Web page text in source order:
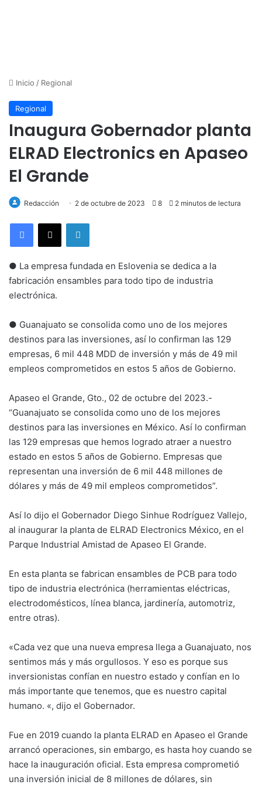
Inicio / Regional
Regional
Inaugura Gobernador planta
ELRAD Electronics en Apaseo
El Grande
Redacción 2 de octubre de 2023 8 2 minutos de lectura
LinkedIn
● La empresa fundada en Eslovenia se dedica a la
fabricación ensambles para todo tipo de industria
electrónica.
● Guanajuato se consolida como uno de los mejores
destinos para las inversiones, así lo confirman las 129
empresas, 6 mil 448 MDD de inversión y más de 49 mil
empleos comprometidos en estos 5 años de Gobierno.
Apaseo el Grande, Gto., 02 de octubre del 2023.-
“Guanajuato se consolida como uno de los mejores
destinos para las inversiones en México. Así lo confirman
las 129 empresas que hemos logrado atraer a nuestro
estado en estos 5 años de Gobierno. Empresas que
representan una inversión de 6 mil 448 millones de
dólares y más de 49 mil empleos comprometidos”.
Así lo dijo el Gobernador Diego Sinhue Rodríguez Vallejo,
al inaugurar la planta de ELRAD Electronics México, en el
Parque Industrial Amistad de Apaseo El Grande.
En esta planta se fabrican ensambles de PCB para todo
tipo de industria electrónica (herramientas eléctricas,
electrodomésticos, línea blanca, jardinería, automotriz,
entre otras).
«Cada vez que una nueva empresa llega a Guanajuato, nos
sentimos más y más orgullosos. Y eso es porque sus
inversionistas confían en nuestro estado y confían en lo
más importante que tenemos, que es nuestro capital
humano. «, dijo el Gobernador.
Fue en 2019 cuando la planta ELRAD en Apaseo el Grande
arrancó operaciones, sin embargo, es hasta hoy cuando se
hace la inauguración oficial. Esta empresa comprometió
una inversión inicial de 8 millones de dólares, sin